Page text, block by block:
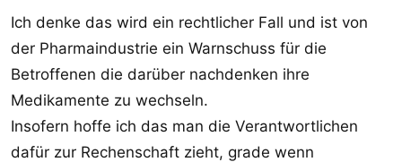
Ich denke das wird ein rechtlicher Fall und ist von
der Pharmaindustrie ein Warnschuss für die
Betroffenen die darüber nachdenken ihre
Medikamente zu wechseln.
Insofern hoffe ich das man die Verantwortlichen
dafür zur Rechenschaft zieht, grade wenn